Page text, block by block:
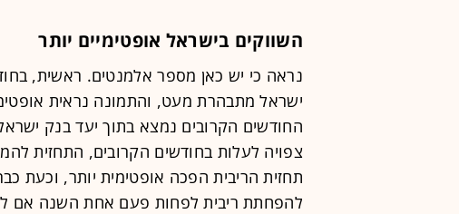
השווקים בישראל אופטימיים יותר
נראה כי יש כאן מספר אלמנטים. ראשית,
צפויה לעלות בחודשים הקרובים, התחזית
תחזית הריבית הפכה אופטימית יותר, וכעת
להפחתת ריבית לפחות פעם אחת השנה אם